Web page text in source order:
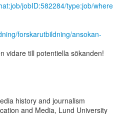
jobID:582284/type:job/where
forskarutbildning/ansokan-
vidare till potentiella sökanden!
history and journalism